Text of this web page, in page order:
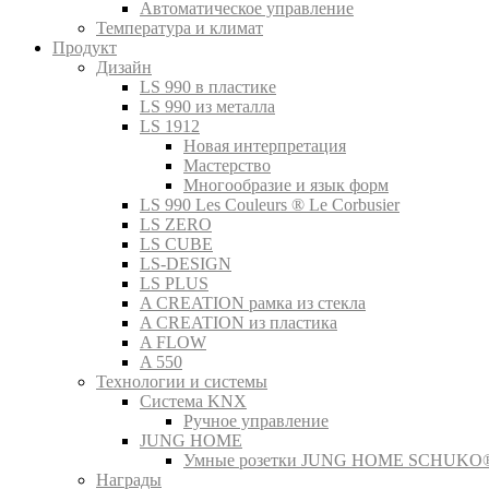
Автоматическое управление
Температура и климат
Продукт
Дизайн
LS 990 в пластике
LS 990 из металла
LS 1912
Новая интерпретация
Мастерство
Многообразие и язык форм
LS 990 Les Couleurs ® Le Corbusier
LS ZERO
LS CUBE
LS-DESIGN
LS PLUS
A CREATION рамка из стекла
A CREATION из пластика
A FLOW
A 550
Технологии и системы
Система KNX
Ручное управление
JUNG HOME
Умные розетки JUNG HOME
Награды